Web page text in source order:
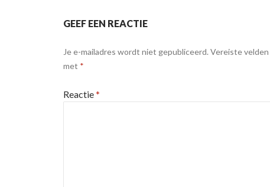
GEEF EEN REACTIE
Je e-mailadres wordt niet gepubliceerd.Vereiste
met *
Reactie*